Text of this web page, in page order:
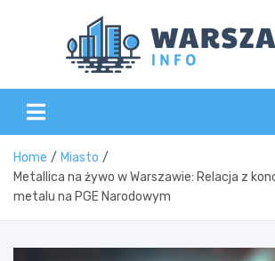
Home
Miasto
Metallica na żywo w Warszawie: Relacja z
metalu na PGE Narodowym